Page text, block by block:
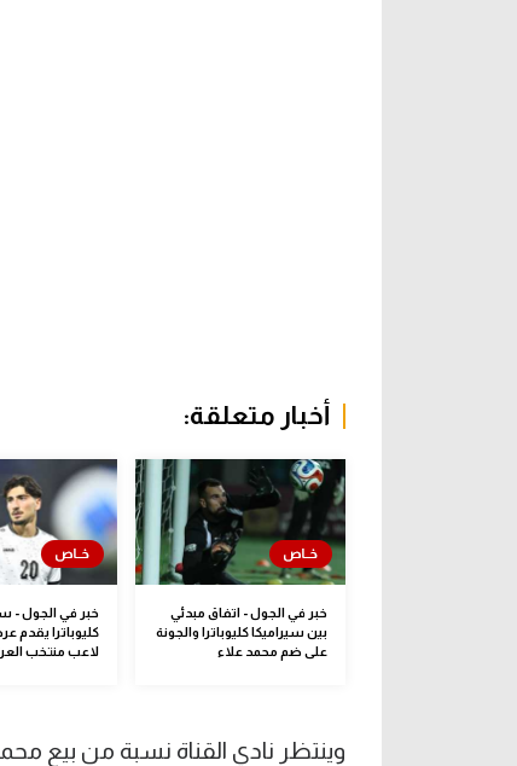
أخبار متعلقة:
خبر في الجول - اتفاق مبدئي
بين سيراميكا كليوباترا والجونة
على ضم محمد علاء
خبر في الجول -
كليوباترا يقدم
لاعب منتخب
وينتظر نادي القناة نسبة من بيع محمد